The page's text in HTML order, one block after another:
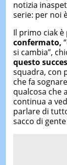
notizia
serie: per noi
Il primo ciak
confermato,
si cambia”,
questo
squadra, con
che fa
qualcosa che
continua a
parlare di
sacco di